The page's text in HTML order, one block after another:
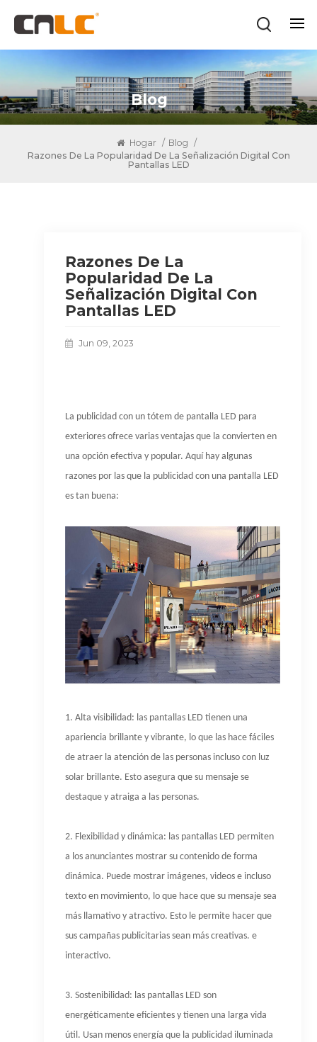
Blog
Hogar / Blog /
Razones De La Popularidad De La Señalización Digital Con
Pantallas LED
Razones De La
Popularidad De La
Señalización Digital Con
Pantallas LED
Jun 09, 2023
La publicidad con un tótem de pantalla LED para
exteriores ofrece varias ventajas que la convierten en
una opción efectiva y popular. Aquí hay algunas
razones por las que la publicidad con una pantalla LED
es tan buena:
1. Alta visibilidad: las pantallas LED tienen una
apariencia brillante y vibrante, lo que las hace fáciles
de atraer la atención de las personas incluso con luz
solar brillante. Esto asegura que su mensaje se
destaque y atraiga a las personas.
2. Flexibilidad y dinámica: las pantallas LED permiten
a los anunciantes mostrar su contenido de forma
dinámica. Puede mostrar imágenes, videos e incluso
texto en movimiento, lo que hace que su mensaje sea
más llamativo y atractivo. Esto le permite hacer que
sus campañas publicitarias sean más creativas. e
interactivo.
3. Sostenibilidad: las pantallas LED son
energéticamente eficientes y tienen una larga vida
útil. Usan menos energía que la publicidad iluminada